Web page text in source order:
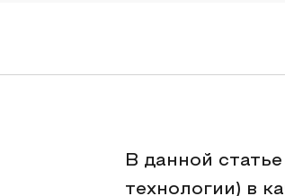
В данной
технологии) в